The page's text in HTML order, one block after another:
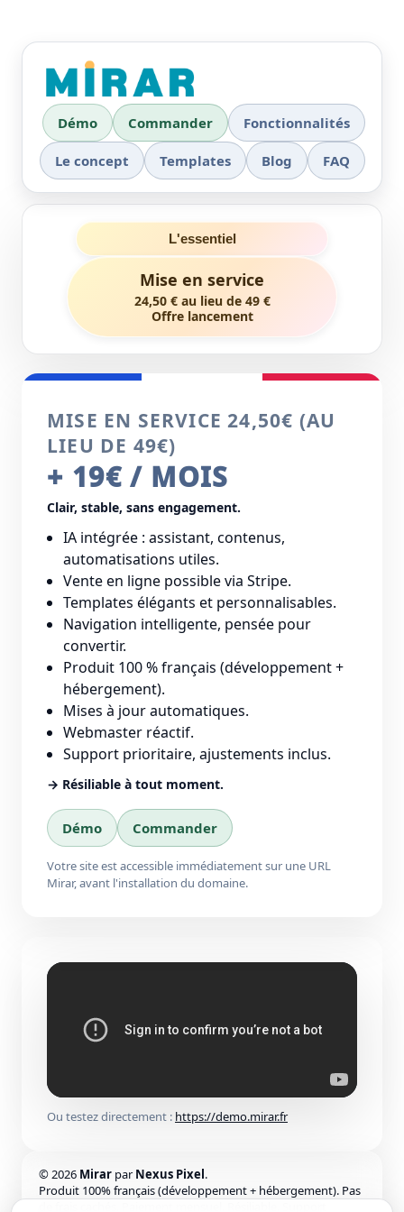
Démo Commander Fonctionnalités
Le concept Templates Blog FAQ
MIRAR
L'essentiel
Mise en service
24,50 € au lieu de 49 €
Offre lancement
MISE EN SERVICE 24,50€ (AU
LIEU DE 49€)
+ 19€ / MOIS
Clair, stable, sans engagement.
IA intégrée : assistant, contenus,
automatisations utiles.
Vente en ligne possible via Stripe.
Templates élégants et personnalisables.
Navigation intelligente, pensée pour
convertir.
Produit 100 % français (développement +
hébergement).
Mises à jour automatiques.
Webmaster réactif.
Support prioritaire, ajustements inclus.
→ Résiliable à tout moment.
Démo Commander
Votre site est accessible immédiatement sur une URL
Mirar, avant l'installation du domaine.
Ou testez directement : https://demo.mirar.fr
© 2026 Mirar parNexus Pixel.
Produit 100% français (développement + hébergement). Pas